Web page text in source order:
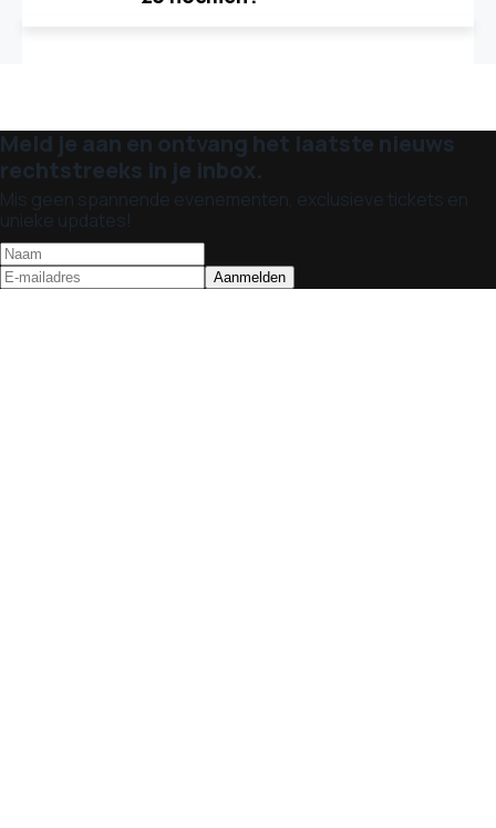
Meld je aan en ontvang het laatste nieuws
rechtstreeks in je inbox.
Mis geen spannende evenementen, exclusieve tickets en
unieke updates!